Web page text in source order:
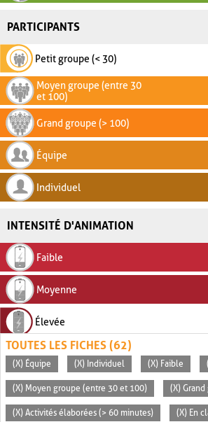
PARTICIPANTS
Petit groupe (< 30)
Moyen groupe (entre 30
et 100)
Grand groupe (> 100)
Équipe
Individuel
INTENSITÉ D'ANIMATION
Faible
Moyenne
Élevée
TOUTES LES FICHES (62)
(X) Équipe (X) Individuel (X) Faible
(X) Moyen groupe (entre 30 et 100) (X)
(X) Activités élaborées (> 60 minutes) (X) En